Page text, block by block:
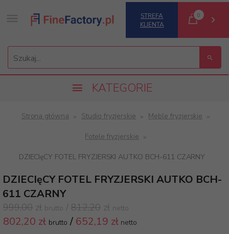
Szukaj...
STREFA
KLIENTA
0
KATEGORIE
Strona główna Studio fryzjerskie Meble fryzjerskie
Fotele fryzjerskie
DZIECIęCY FOTEL FRYZJERSKI AUTKO BCH-611 CZARNY
DZIECIęCY FOTEL FRYZJERSKI AUTKO BCH-
611 CZARNY
999,00 zł brutto / 812,20 zł netto
802,20 zł brutto / 652,19 zł netto